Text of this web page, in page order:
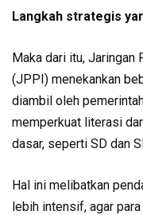
Langkah strategis
Maka dari itu, Jaringan
(JPPI) menekankan
diambil oleh
memperkuat literasi
dasar, seperti SD dan
Hal ini melibatkan
lebih intensif, agar